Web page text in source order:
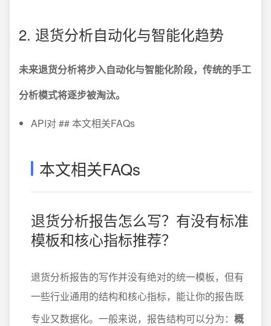
2. 退货分析自动化与智能化趋势
未来退货分析将步入自动化与智能化阶段，传统的手工
分析模式将逐步被淘汰。
API对 ## 本文相关FAQs
本文相关FAQs
退货分析报告怎么写？有没有标准
模板和核心指标推荐？
退货分析报告的写作并没有绝对的统一模板，但有
一些行业通用的结构和核心指标，能让你的报告既
专业又数据化。一般来说，报告结构可以分为： 概